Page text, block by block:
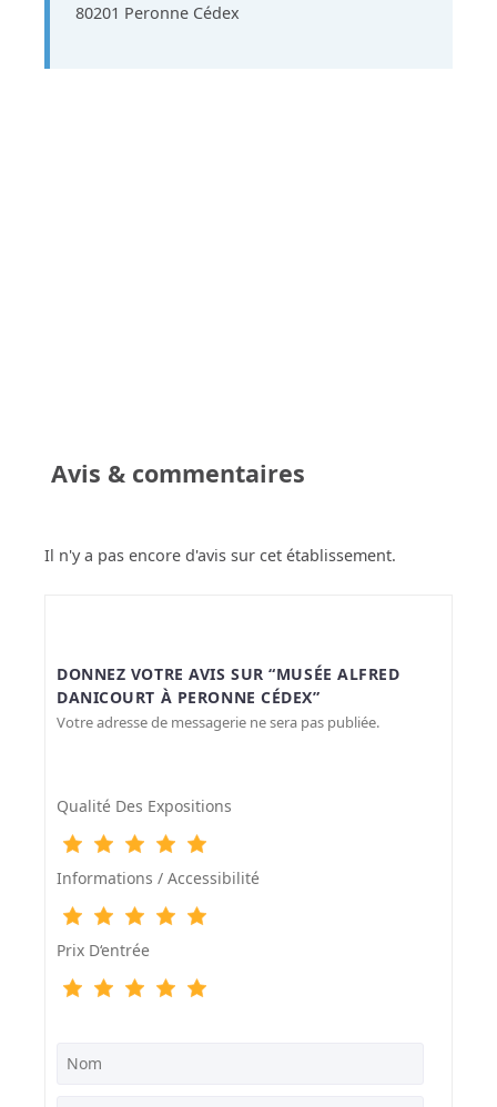
80201 Peronne Cédex
Avis & commentaires
Il n'y a pas encore d'avis sur cet établissement.
DONNEZ VOTRE AVIS SUR “MUSÉE ALFRED
DANICOURT À PERONNE CÉDEX”
Votre adresse de messagerie ne sera pas publiée.
Qualité Des Expositions
Informations / Accessibilité
Prix D‘entrée